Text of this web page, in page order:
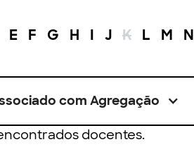
E F G H I J K L M N
com Agregação
docentes.